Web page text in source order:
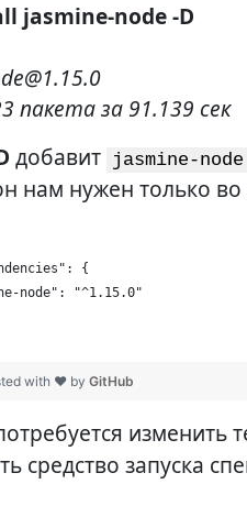
jasmine-node -D
пакета за 91.139 сек
добавит jasmine-node
нам нужен только
{
node": "^1.15.0"
with ❤ by GitHub
изменить
средство запуска